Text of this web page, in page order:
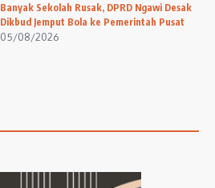
Banyak Sekolah Rusak, DPRD Ngawi Desak
Dikbud Jemput Bola ke Pemerintah Pusat
05/08/2026